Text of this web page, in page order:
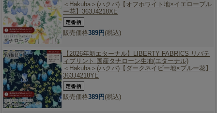
＜Hakuba＞(ハクバ)【オフホワイト地×イエローブル
ー花】363J4218XE
販売価格389円(税込)
【2026年新エターナル】 LIBERTY FABRICS リバテ
ィプリント 国産タナローン生地(エターナル)
＜Hakuba＞(ハクバ)【ダークネイビー地×ブルー花】
363J4218YE
販売価格389円(税込)